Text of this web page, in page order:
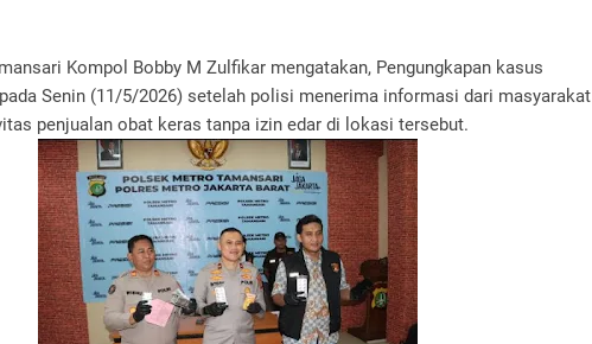
Kompol Bobby M Zulfikar mengatakan, Pengungkapan kasus
Senin (11/5/2026) setelah polisi menerima informasi dari masyarakat
penjualan obat keras tanpa izin edar di lokasi tersebut.